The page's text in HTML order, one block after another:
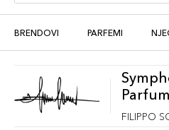
BRENDOVI PARFEMI
Parfum
FILIPPO